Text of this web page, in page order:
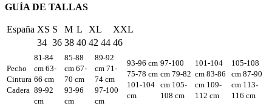
GUÍA DE TALLAS
España XS S M L XL
XXL
34 36 38 40 42 44 46
Pecho
Cintura
Cadera
81-84
cm 63-
66 cm
89-92
cm
85-88
cm 67-
70 cm
93-96
cm
89-92
cm 71-
74 cm
97-100
cm
93-96 cm
75-78 cm
101-104
cm
97-100
cm 79-82
cm 105-
108 cm
101-104
cm 83-86
cm 109-
112 cm
105-108
cm 87-90
cm 113-
116 cm